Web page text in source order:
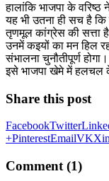
हालांकि भाजपा के
यह भी उतना ही सच है कि
तृणमूल कांग्रेस की सत्ता
उनमें कइयों का मन हिल
संभालना चुनौतीपूर्ण
इसे भाजपा खेमे में हलचल
Share this post
FacebookTwitter
+PinterestEmailVK
Comment (1)